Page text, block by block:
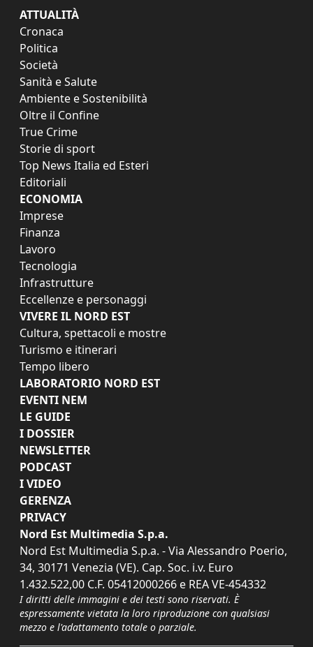
ATTUALITÀ
Cronaca
Politica
Società
Sanità e Salute
Ambiente e Sostenibilità
Oltre il Confine
True Crime
Storie di sport
Top News Italia ed Esteri
Editoriali
ECONOMIA
Imprese
Finanza
Lavoro
Tecnologia
Infrastrutture
Eccellenze e personaggi
VIVERE IL NORD EST
Cultura, spettacoli e mostre
Turismo e itinerari
Tempo libero
LABORATORIO NORD EST
EVENTI NEM
LE GUIDE
I DOSSIER
NEWSLETTER
PODCAST
I VIDEO
GERENZA
PRIVACY
Nord Est Multimedia S.p.a.
Nord Est Multimedia S.p.a. - Via Alessandro Poerio,
34, 30171 Venezia (VE). Cap. Soc. i.v. Euro
1.432.522,00 C.F. 05412000266 e REA VE-454332
I diritti delle immagini e dei testi sono riservati. È
espressamente vietata la loro riproduzione con qualsiasi
mezzo e l'adattamento totale o parziale.